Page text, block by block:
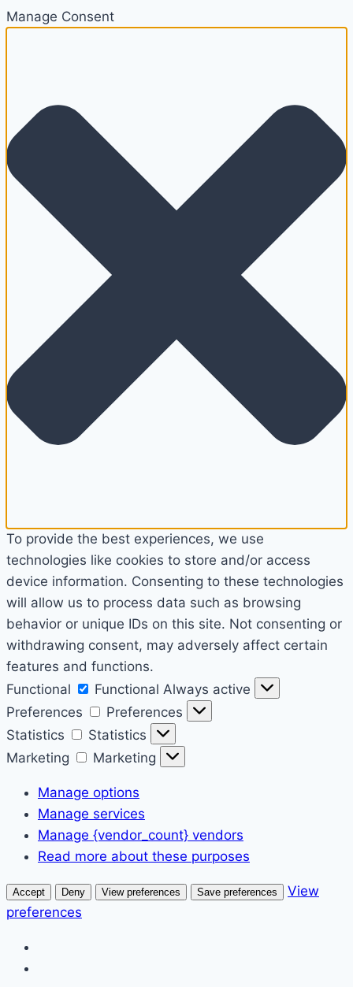
Manage Consent
To provide the best experiences, we use
technologies like cookies to store and/or access
device information. Consenting to these technologies
will allow us to process data such as browsing
behavior or unique IDs on this site. Not consenting or
withdrawing consent, may adversely affect certain
features and functions.
Functional
Functional Always active
Preferences
Preferences
Statistics
Statistics
Marketing
Marketing
Manage options
Manage services
Manage {vendor_count} vendors
Read more about these purposes
Accept Deny View preferences Save preferences
View
preferences